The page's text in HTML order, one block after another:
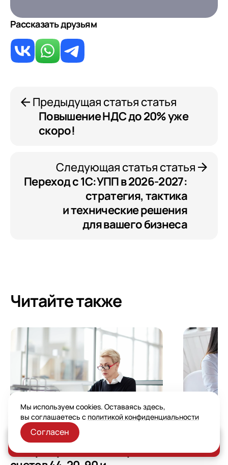
Рассказать друзьям
Предыдущая статья статья
Повышение НДС до 20% уже
скоро!
Следующая статья статья
Переход с 1С:УПП в 2026-2027:
стратегия, тактика
и технические решения
для вашего бизнеса
Читайте также
Как вести ГОЗ в 1С без
потери прибыли: настройка
Заказать консультацию
Мы используем cookies. Оставаясь здесь,
вы соглашаетесь с политикой конфиденциальности
Согласен